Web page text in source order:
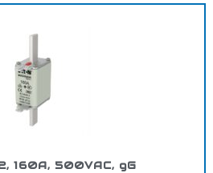
160A, 500VAC, gG